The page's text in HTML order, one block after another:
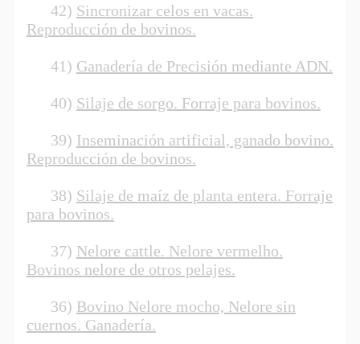
42) Sincronizar celos en vacas.
Reproducción de bovinos.
41) Ganadería de Precisión mediante ADN.
40) Silaje de sorgo. Forraje para bovinos.
39) Inseminación artificial, ganado bovino.
Reproducción de bovinos.
38) Silaje de maíz de planta entera. Forraje
para bovinos.
37) Nelore cattle. Nelore vermelho.
Bovinos nelore de otros pelajes.
36) Bovino Nelore mocho, Nelore sin
cuernos. Ganadería.